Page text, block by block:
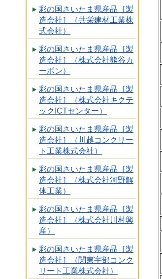
彩の国さいたま県産品［製
造会社］（共栄建材工業株
式会社）
彩の国さいたま県産品［製
造会社］（株式会社熊谷カ
ーボン）
彩の国さいたま県産品［製
造会社］（株式会社キクテ
ックICTセンター）
彩の国さいたま県産品［製
造会社］（川越コンクリー
ト工業株式会社）
彩の国さいたま県産品［製
造会社］（株式会社河野解
体工業）
彩の国さいたま県産品［製
造会社］（株式会社川村興
産）
彩の国さいたま県産品［製
造会社］（関東宇部コンク
リート工業株式会社）